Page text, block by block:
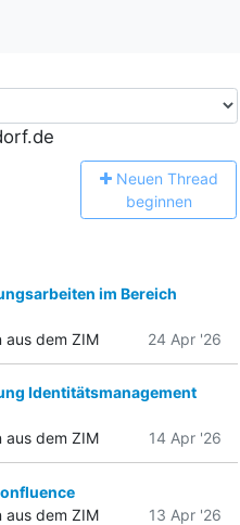
Neuen Thread
beginnen
im Bereich
aus dem ZIM
24 Apr '26
Identitätsmanagement
aus dem ZIM
14 Apr '26
aus dem ZIM
13 Apr '26